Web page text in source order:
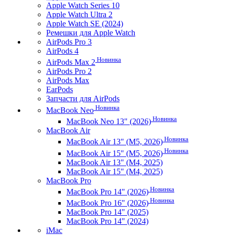
Apple Watch Series 10
Apple Watch Ultra 2
Apple Watch SE (2024)
Ремешки для Apple Watch
AirPods Pro 3
AirPods 4
AirPods Max 2 Новинка
AirPods Pro 2
AirPods Max
EarPods
Запчасти для AirPods
MacBook Neo Новинка
MacBook Neo 13" (2026) Новинка
MacBook Air
MacBook Air 13" (M5, 2026) Новинка
MacBook Air 15" (M5, 2026) Новинка
MacBook Air 13" (M4, 2025)
MacBook Air 15" (M4, 2025)
MacBook Pro
MacBook Pro 14" (2026) Новинка
MacBook Pro 16" (2026) Новинка
MacBook Pro 14" (2025)
MacBook Pro 14" (2024)
iMac